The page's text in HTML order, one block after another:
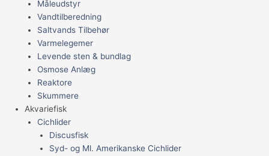
Måleudstyr
Vandtilberedning
Saltvands Tilbehør
Varmelegemer
Levende sten & bundlag
Osmose Anlæg
Reaktore
Skummere
Akvariefisk
Cichlider
Discusfisk
Syd- og Ml. Amerikanske Cichlider